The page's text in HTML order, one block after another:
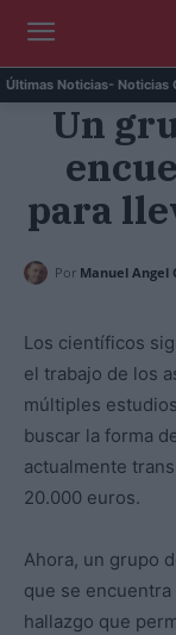
Últimas Noticias- Noticias
6 usos prácticos para
Un
para
Por Manuel Angel
Los científicos
el trabajo de los
múltiples
buscar la forma
actualmente
20.000 euros.
Ahora, un grupo
que se encuentra
hallazgo que